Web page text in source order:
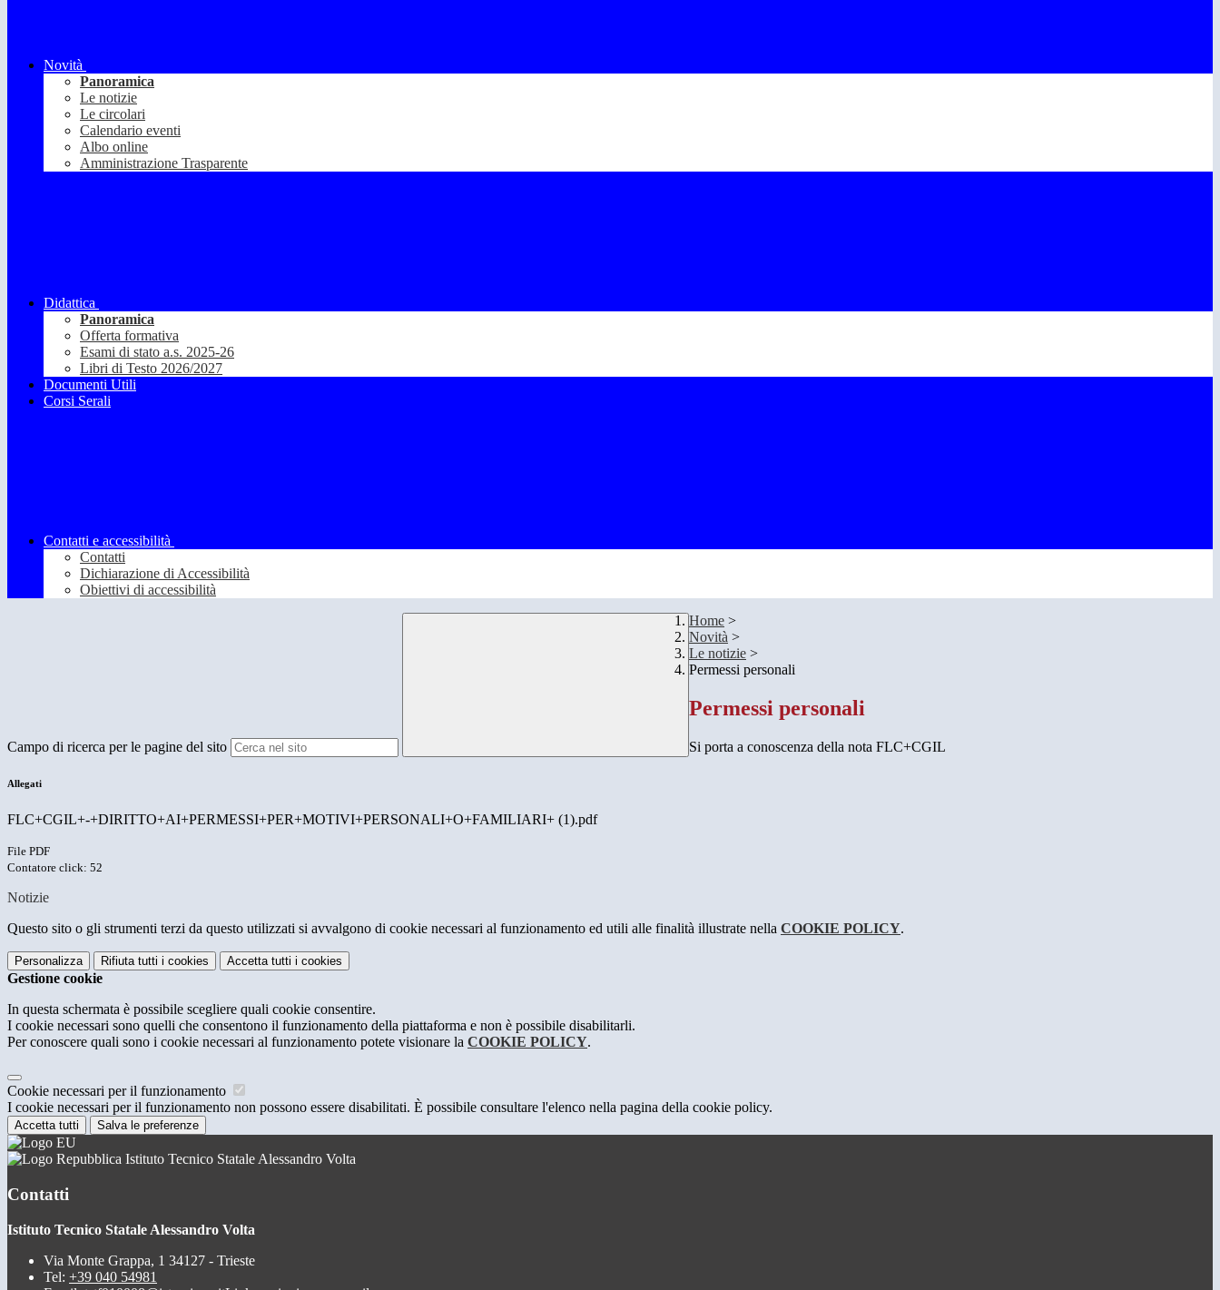
Novità
Panoramica
Le notizie
Le circolari
Calendario eventi
Albo online
Amministrazione Trasparente
Didattica
Panoramica
Offerta formativa
Esami di stato a.s. 2025-26
Libri di Testo 2026/2027
Documenti Utili
Corsi Serali
Contatti e accessibilità
Contatti
Dichiarazione di Accessibilità
Obiettivi di accessibilità
Campo di ricerca per le pagine del sito
Home >
Novità >
Le notizie >
Permessi personali
Permessi personali
Si porta a conoscenza della nota FLC+CGIL
Allegati
FLC+CGIL+-+DIRITTO+AI+PERMESSI+PER+MOTIVI+PERSONALI+O+FAMILIARI+ (1).pdf
File PDF
Contatore click: 52
Notizie
Questo sito o gli strumenti terzi da questo utilizzati si avvalgono di cookie necessari al funzionamento ed utili alle finalità illustrate nella COOKIE POLICY.
Personalizza Rifiuta tutti i cookies Accetta tutti i cookies
Gestione cookie
In questa schermata è possibile scegliere quali cookie consentire.
I cookie necessari sono quelli che consentono il funzionamento della piattaforma e non è possibile disabilitarli.
Per conoscere quali sono i cookie necessari al funzionamento potete visionare la COOKIE POLICY.
Cookie necessari per il funzionamento
I cookie necessari per il funzionamento non possono essere disabilitati. È possibile consultare l'elenco nella pagina della cookie policy.
Accetta tutti Salva le preferenze
Istituto Tecnico Statale Alessandro Volta
Contatti
Istituto Tecnico Statale Alessandro Volta
Via Monte Grappa, 1 34127 - Trieste
Tel: +39 040 54981